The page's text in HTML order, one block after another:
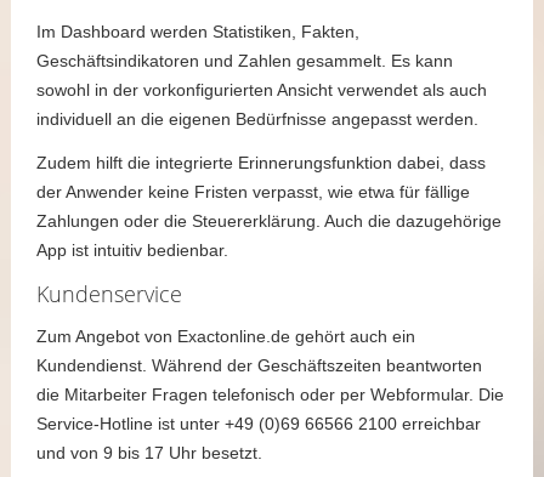
Im Dashboard werden Statistiken, Fakten,
Geschäftsindikatoren und Zahlen gesammelt. Es kann
sowohl in der vorkonfigurierten Ansicht verwendet als auch
individuell an die eigenen Bedürfnisse angepasst werden.
Zudem hilft die integrierte Erinnerungsfunktion dabei, dass
der Anwender keine Fristen verpasst, wie etwa für fällige
Zahlungen oder die Steuererklärung. Auch die dazugehörige
App ist intuitiv bedienbar.
Kundenservice
Zum Angebot von Exactonline.de gehört auch ein
Kundendienst. Während der Geschäftszeiten beantworten
die Mitarbeiter Fragen telefonisch oder per Webformular. Die
Service-Hotline ist unter +49 (0)69 66566 2100 erreichbar
und von 9 bis 17 Uhr besetzt.